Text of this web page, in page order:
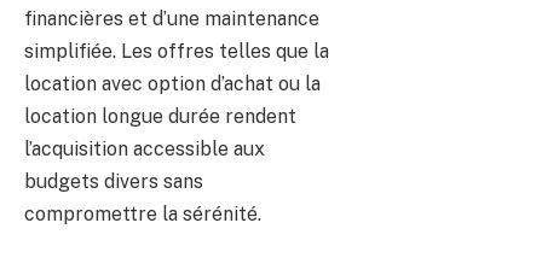
financières et d’une maintenance
simplifiée. Les offres telles que la
location avec option d’achat ou la
location longue durée rendent
l’acquisition accessible aux
budgets divers sans
compromettre la sérénité.